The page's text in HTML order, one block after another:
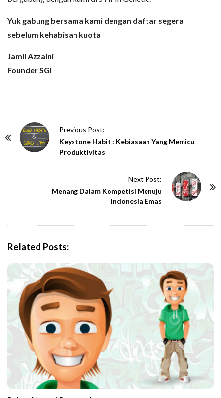
Yuk gabung bersama kami dengan daftar segera
sebelum kehabisan kuota
Jamil Azzaini
Founder SGI
Previous Post:
Keystone Habit : Kebiasaan Yang Memicu
Produktivitas
Next Post:
Menang Dalam Kompetisi Menuju
Indonesia Emas
Related Posts: